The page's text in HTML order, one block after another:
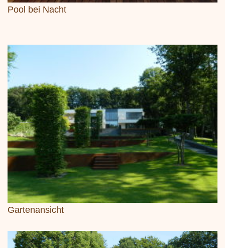
Pool bei Nacht
Gartenansicht